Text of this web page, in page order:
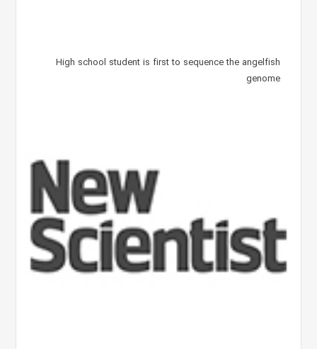
High school student is first to sequence the angelfish
genome